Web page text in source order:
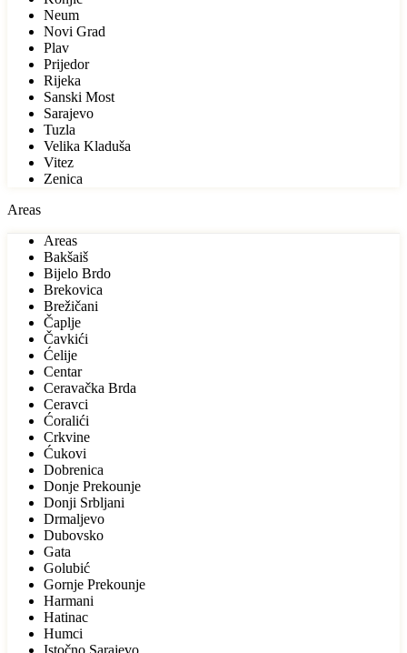
Neum
Novi Grad
Plav
Prijedor
Rijeka
Sanski Most
Sarajevo
Tuzla
Velika Kladuša
Vitez
Zenica
Areas
Areas
Bakšaiš
Bijelo Brdo
Brekovica
Brežičani
Čaplje
Čavkići
Ćelije
Centar
Ceravačka Brda
Ceravci
Ćoralići
Crkvine
Ćukovi
Dobrenica
Donje Prekounje
Donji Srbljani
Drmaljevo
Dubovsko
Gata
Golubić
Gornje Prekounje
Harmani
Hatinac
Humci
Istočno Sarajevo